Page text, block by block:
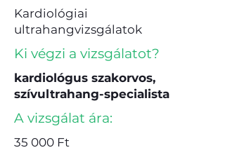
Kardiológiai
ultrahangvizsgálatok
Ki végzi a vizsgálatot?
kardiológus szakorvos,
szívultrahang-specialista
A vizsgálat ára:
35 000 Ft